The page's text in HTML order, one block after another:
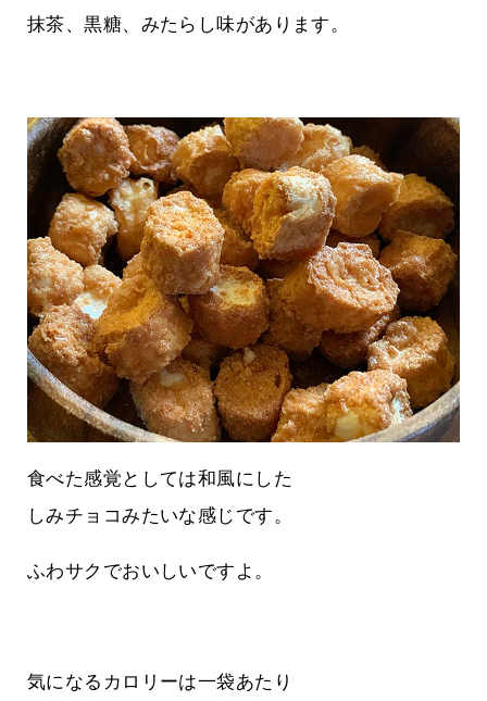
抹茶、黒糖、みたらし味があります。
食べた感覚としては和風にした
しみチョコみたいな感じです。
ふわサクでおいしいですよ。
気になるカロリーは一袋あたり